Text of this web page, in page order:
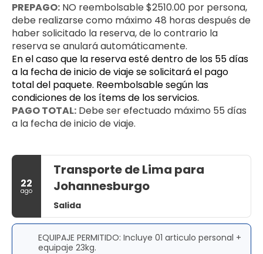
PREPAGO: NO reembolsable $2510.00 por persona,
debe realizarse como máximo 48 horas después de
haber solicitado la reserva, de lo contrario la
reserva se anulará automáticamente.
En el caso que la reserva esté dentro de los 55 días
a la fecha de inicio de viaje se solicitará el pago
total del paquete. Reembolsable según las
condiciones de los ítems de los servicios.
PAGO TOTAL: Debe ser efectuado máximo 55 días
a la fecha de inicio de viaje.
22
ago
Transporte de Lima para
Johannesburgo
Salida
EQUIPAJE PERMITIDO: Incluye 01 articulo personal +
equipaje 23kg.